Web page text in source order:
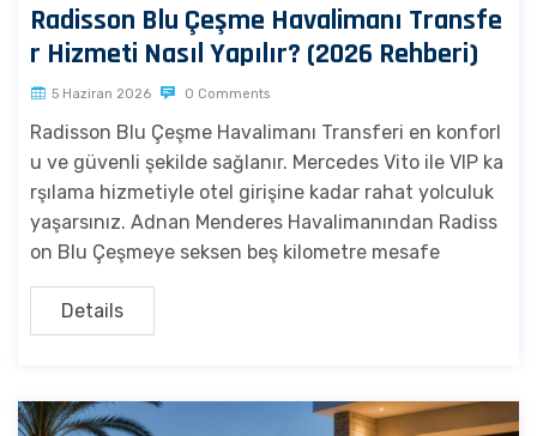
Radisson Blu Çeşme Havalimanı Transfe
r Hizmeti Nasıl Yapılır? (2026 Rehberi)
5 Haziran 2026 0 Comments
Radisson Blu Çeşme Havalimanı Transferi en konforl
u ve güvenli şekilde sağlanır. Mercedes Vito ile VIP ka
rşılama hizmetiyle otel girişine kadar rahat yolculuk
yaşarsınız. Adnan Menderes Havalimanından Radiss
on Blu Çeşmeye seksen beş kilometre mesafe
Details